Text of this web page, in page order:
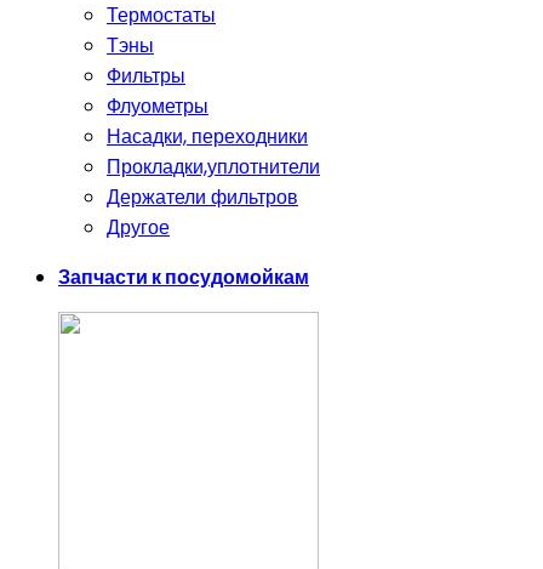
Термостаты
Тэны
Фильтры
Флуометры
Насадки, переходники
Прокладки,уплотнители
Держатели фильтров
Другое
Запчасти к посудомойкам